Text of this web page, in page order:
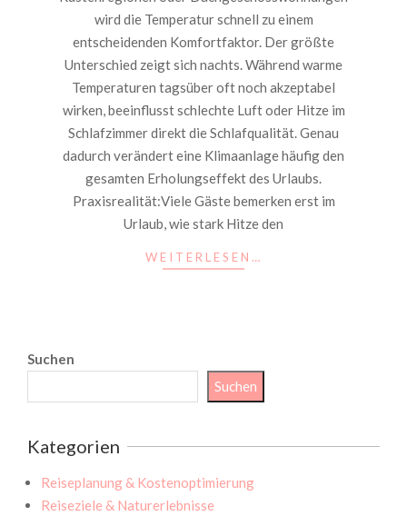
wird die Temperatur schnell zu einem
entscheidenden Komfortfaktor. Der größte
Unterschied zeigt sich nachts. Während warme
Temperaturen tagsüber oft noch akzeptabel
wirken, beeinflusst schlechte Luft oder Hitze im
Schlafzimmer direkt die Schlafqualität. Genau
dadurch verändert eine Klimaanlage häufig den
gesamten Erholungseffekt des Urlaubs.
Praxisrealität:Viele Gäste bemerken erst im
Urlaub, wie stark Hitze den
WEITERLESEN…
Suchen
Suchen
Kategorien
Reiseplanung & Kostenoptimierung
Reiseziele & Naturerlebnisse